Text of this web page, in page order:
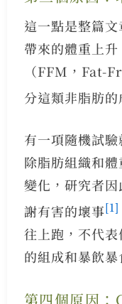
這一點是整篇
帶來的體重上升
（FFM，Fat-
分這類非脂肪
有一項隨機試
除脂肪組織和
變化，研究者
謝有害的壞事[1]
往上跑，不代
的組成和暴飲
第四個原因：